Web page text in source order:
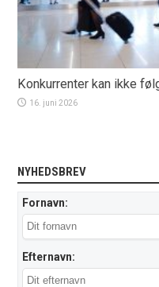
Konkurrenter kan ikke
16. juni 2026
NYHEDSBREV
Fornavn:
Efternavn: